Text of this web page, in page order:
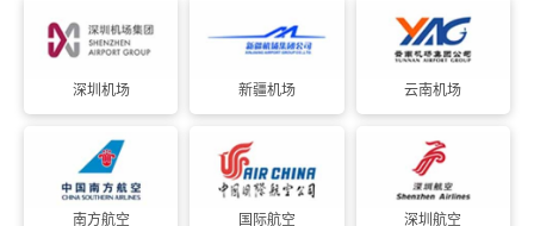
深圳机场 新疆机场 云南机场
南方航空 国际航空 深圳航空